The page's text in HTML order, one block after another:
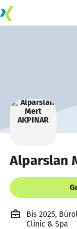
Alparslan
Bis 2025,
Clinic & Spa